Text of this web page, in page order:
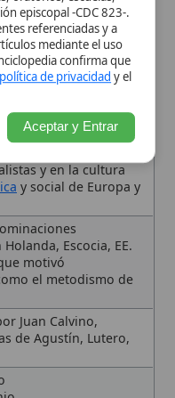
Escocia, EE.
el metodismo de
Calvino,
Agustín, Lutero,
Lagrange.
Central
el